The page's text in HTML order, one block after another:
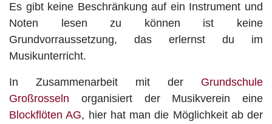
Es gibt keine Beschränkung auf ein Instrument und
Noten lesen zu können ist keine
Grundvorraussetzung, das erlernst du im
Musikunterricht.
In Zusammenarbeit mit der Grundschule
Großrosseln organisiert der Musikverein eine
Blockflöten AG, hier hat man die Möglichkeit ab der